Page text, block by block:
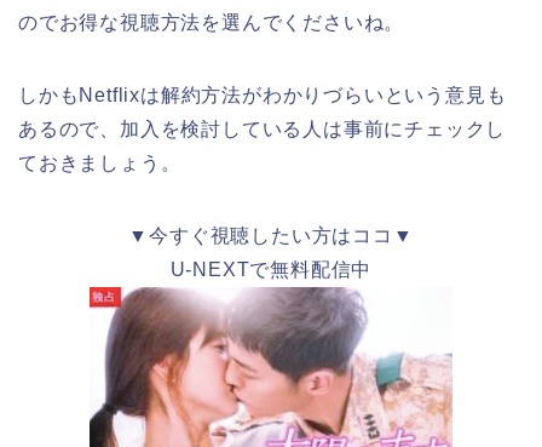
のでお得な視聴方法を選んでくださいね。
しかもNetflixは解約方法がわかりづらいという意見も
あるので、加入を検討している人は事前にチェックし
ておきましょう。
▼今すぐ視聴したい方はココ▼
U-NEXTで無料配信中